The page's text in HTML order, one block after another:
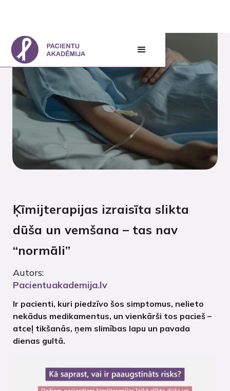
Ķīmijterapijas izraisīta slikta
dūša un vemšana – tas nav
“normāli”
Autors:
Pacientuakademija.lv
Ir pacienti, kuri piedzīvo šos simptomus, nelieto
nekādus medikamentus, un vienkārši tos pacieš –
atceļ tikšanās, ņem slimības lapu un pavada
dienas gultā.